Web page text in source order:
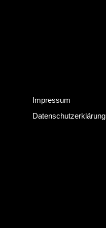
Impressum
Datenschutzerklärung